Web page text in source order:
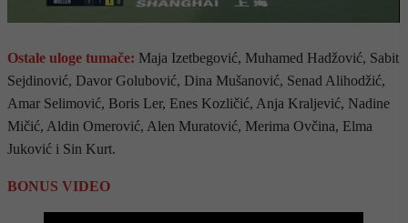
Ostale uloge tumače: Maja Izetbegović, Muhamed Hadžović, Sabit
Sejdinović, Davor Golubović, Dina Mušanović, Senad Alihodžić,
Amar Selimović, Boris Ler, Enes Kozličić, Anja Kraljević, Nadine
Mičić, Aldin Omerović, Alen Muratović, Merima Ovčina, Elma
Juković i Sin Kurt.
BONUS VIDEO